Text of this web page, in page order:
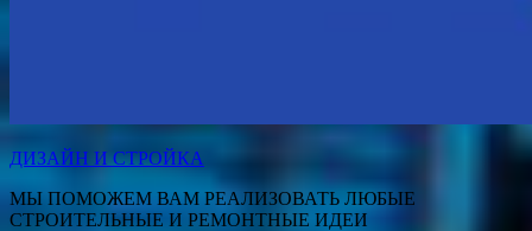
ДИЗАЙН И СТРОЙКА
МЫ ПОМОЖЕМ ВАМ РЕАЛИЗОВАТЬ ЛЮБЫЕ
СТРОИТЕЛЬНЫЕ И РЕМОНТНЫЕ ИДЕИ